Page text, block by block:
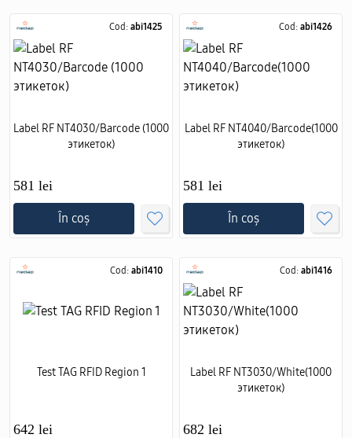
Cod: abi1425
Label RF NT4030/Barcode (1000
этикеток)
581 lei
În coș
Cod: abi1426
Label RF NT4040/Barcode(1000
этикеток)
581 lei
În coș
Cod: abi1410
Test TAG RFID Region 1
642 lei
Cod: abi1416
Label RF NT3030/White(1000
этикеток)
682 lei